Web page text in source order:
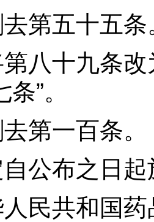
第五十五条
十九条改
”。
一百条。
布之日起
共和国药